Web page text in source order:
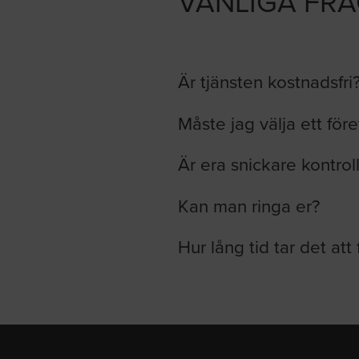
Är tjänsten
Måste jag välja ett
Är era snickare
Kan man ringa er?
Hur lång tid tar det att